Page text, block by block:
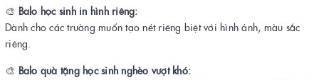
🎨 Balo học sinh in hình riêng:
Dành cho các trường muốn tạo nét riêng biệt với hình ảnh, màu sắc
riêng.
🎨 Balo quà tặng học sinh nghèo vượt khó: